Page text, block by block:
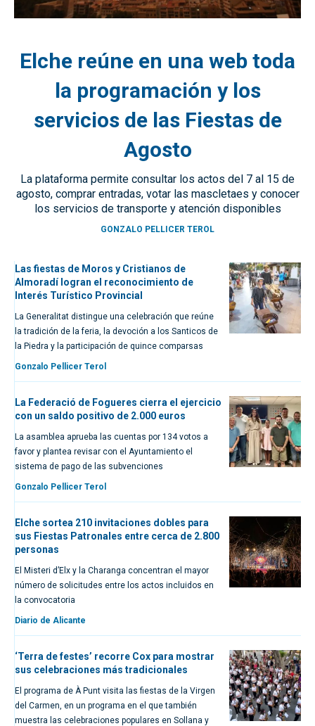
Elche reúne en una web toda
la programación y los
servicios de las Fiestas de
Agosto
La plataforma permite consultar los actos del 7 al 15 de
agosto, comprar entradas, votar las mascletaes y conocer
los servicios de transporte y atención disponibles
GONZALO PELLICER TEROL
Las fiestas de Moros y Cristianos de
Almoradí logran el reconocimiento de
Interés Turístico Provincial
La Generalitat distingue una celebración que reúne
la tradición de la feria, la devoción a los Santicos de
la Piedra y la participación de quince comparsas
Gonzalo Pellicer Terol
La Federació de Fogueres cierra el ejercicio
con un saldo positivo de 2.000 euros
La asamblea aprueba las cuentas por 134 votos a
favor y plantea revisar con el Ayuntamiento el
sistema de pago de las subvenciones
Gonzalo Pellicer Terol
Elche sortea 210 invitaciones dobles para
sus Fiestas Patronales entre cerca de 2.800
personas
El Misteri d’Elx y la Charanga concentran el mayor
número de solicitudes entre los actos incluidos en
la convocatoria
Diario de Alicante
‘Terra de festes’ recorre Cox para mostrar
sus celebraciones más tradicionales
El programa de À Punt visita las fiestas de la Virgen
del Carmen, en un programa en el que también
muestra las celebraciones populares en Sollana y